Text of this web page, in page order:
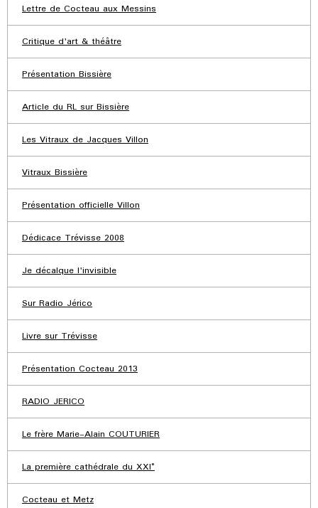
Lettre de Cocteau aux Messins
Critique d'art & théâtre
Présentation Bissière
Article du RL sur Bissière
Les Vitraux de Jacques Villon
Vitraux Bissière
Présentation officielle Villon
Dédicace Trévisse 2008
Je décalque l'invisible
Sur Radio Jérico
Livre sur Trévisse
Présentation Cocteau 2013
RADIO JERICO
Le frère Marie-Alain COUTURIER
La première cathédrale du XXI°
Cocteau et Metz